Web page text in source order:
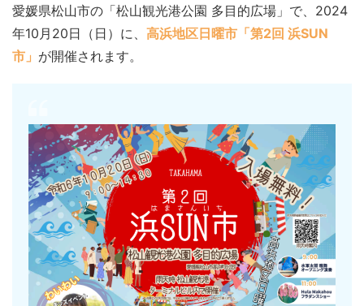
愛媛県松山市の「松山観光港公園 多目的広場」で、2024
年10月20日（日）に、 高浜地区日曜市「第2回 浜SUN
市」 が開催されます。